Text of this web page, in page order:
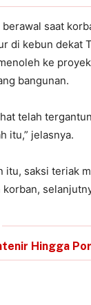
saat
di kebun dekat
ke
bangunan.
telah
itu,” jelasnya.
itu, saksi teriak
Hingga